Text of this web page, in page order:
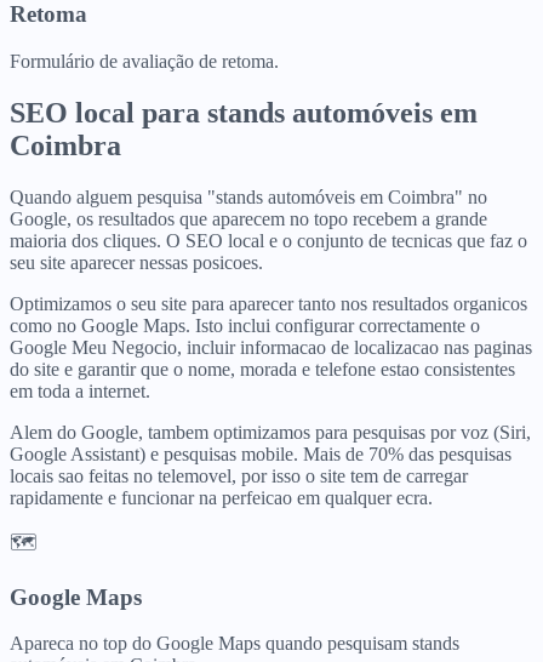
Retoma
Formulário de avaliação de retoma.
SEO local para stands automóveis em
Coimbra
Quando alguem pesquisa "stands automóveis em Coimbra" no
Google, os resultados que aparecem no topo recebem a grande
maioria dos cliques. O SEO local e o conjunto de tecnicas que faz o
seu site aparecer nessas posicoes.
Optimizamos o seu site para aparecer tanto nos resultados organicos
como no Google Maps. Isto inclui configurar correctamente o
Google Meu Negocio, incluir informacao de localizacao nas paginas
do site e garantir que o nome, morada e telefone estao consistentes
em toda a internet.
Alem do Google, tambem optimizamos para pesquisas por voz (Siri,
Google Assistant) e pesquisas mobile. Mais de 70% das pesquisas
locais sao feitas no telemovel, por isso o site tem de carregar
rapidamente e funcionar na perfeicao em qualquer ecra.
🗺️
Google Maps
Apareca no top do Google Maps quando pesquisam stands